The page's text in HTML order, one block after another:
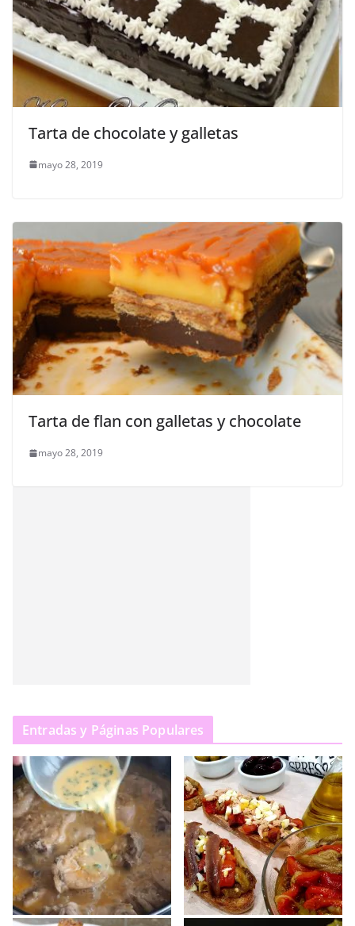
Tarta de chocolate y galletas
mayo 28, 2019
Tarta de flan con galletas y chocolate
mayo 28, 2019
Entradas y Páginas Populares